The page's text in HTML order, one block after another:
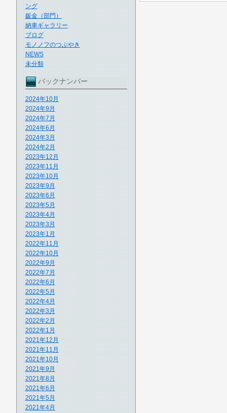
ング
鈑金（部門）
納車ギャラリー
ブログ
モノノフのつぶやき
NEWS
未分類
バックナンバー
2024年10月
2024年9月
2024年7月
2024年6月
2024年3月
2024年2月
2023年12月
2023年11月
2023年10月
2023年9月
2023年6月
2023年5月
2023年4月
2023年3月
2023年1月
2022年11月
2022年10月
2022年9月
2022年7月
2022年6月
2022年5月
2022年4月
2022年3月
2022年2月
2022年1月
2021年12月
2021年11月
2021年10月
2021年9月
2021年8月
2021年6月
2021年5月
2021年4月